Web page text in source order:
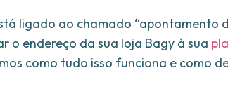
ligado ao chamado “apontamento
o endereço da sua loja Bagy à sua
como tudo isso funciona e como